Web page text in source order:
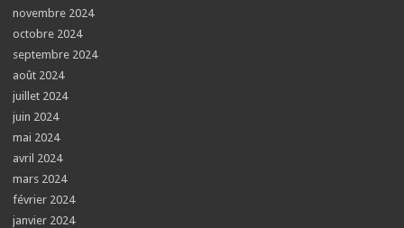
novembre 2024
octobre 2024
septembre 2024
août 2024
juillet 2024
juin 2024
mai 2024
avril 2024
mars 2024
février 2024
janvier 2024